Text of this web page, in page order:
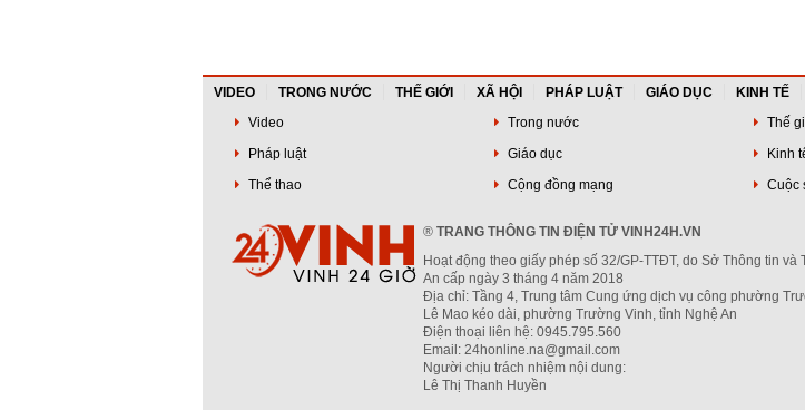
VIDEO TRONG NƯỚC THẾ GIỚI XÃ HỘI PHÁP LUẬT GIÁO DỤC KINH TẾ
Video
Trong nước Thế
Pháp luật
Giáo dục Kinh
Thể thao
Cộng đồng mạng Cuộc
® TRANG THÔNG TIN ĐIỆN TỬ VINH24H.VN
Hoạt động theo giấy phép số 32/GP-TTĐT, do Sở Thông tin và
An cấp ngày 3 tháng 4 năm 2018
Địa chỉ: Tầng 4, Trung tâm Cung ứng dịch vụ công phường
Lê Mao kéo dài, phường Trường Vinh, tỉnh Nghệ An
Điện thoại liên hệ: 0945.795.560
Email: 24honline.na@gmail.com
Người chịu trách nhiệm nội dung:
Lê Thị Thanh Huyền